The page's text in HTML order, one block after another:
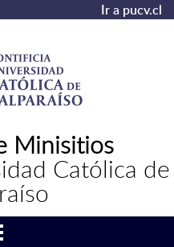
Ir a pucv.cl
Minisitios
Católica de